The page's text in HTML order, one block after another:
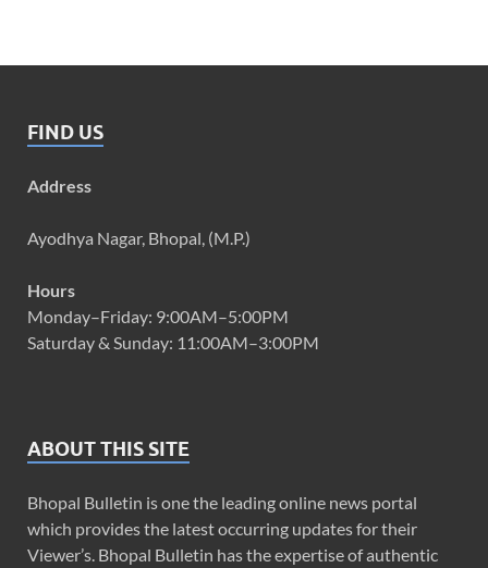
FIND US
Address
Ayodhya Nagar, Bhopal, (M.P.)
Hours
Monday–Friday: 9:00AM–5:00PM
Saturday & Sunday: 11:00AM–3:00PM
ABOUT THIS SITE
Bhopal Bulletin is one the leading online news portal
which provides the latest occurring updates for their
Viewer’s. Bhopal Bulletin has the expertise of authentic